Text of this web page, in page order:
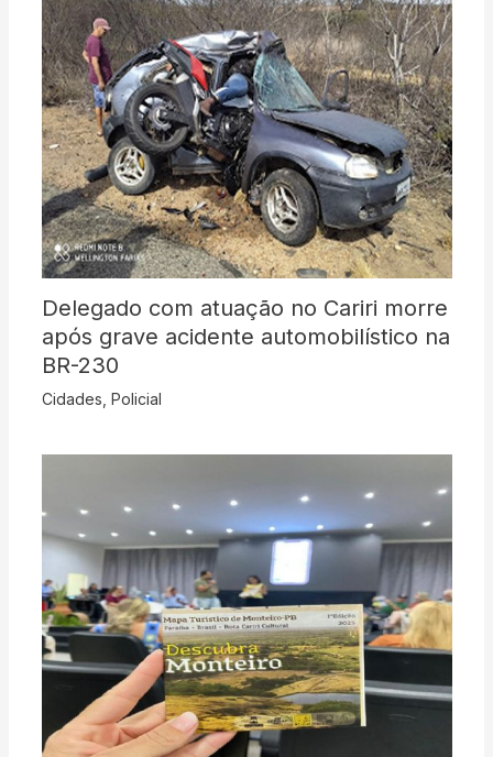
Delegado com atuação no Cariri morre
após grave acidente automobilístico na
BR-230
Cidades Policial